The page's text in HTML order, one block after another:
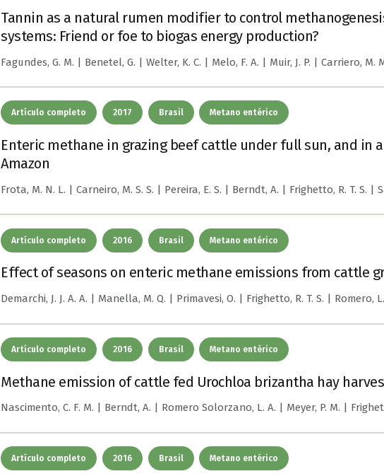
Tannin as a natural rumen modifier to control
systems: Friend or foe to biogas energy production?
Fagundes, G. M. | Benetel, G. | Welter, K. C. | Melo, F. A. | Muir, J. P. | Carriero, M.
Artículo completo 2017 Brasil Metano entérico
Enteric methane in grazing beef cattle under full sun, and in
Amazon
Frota, M. N. L. | Carneiro, M. S. S. | Pereira, E. S. | Berndt, A. | Frighetto, R. T. S. |
Artículo completo 2016 Brasil Metano entérico
Effect of seasons on enteric methane emissions from cattle
Demarchi, J. J. A. A. | Manella, M. Q. | Primavesi, O. | Frighetto, R. T. S. | Romero,
Artículo completo 2016 Brasil Metano entérico
Methane emission of cattle fed Urochloa brizantha hay
Nascimento, C. F. M. | Berndt, A. | Romero Solorzano, L. A. | Meyer, P. M. |
Artículo completo 2016 Brasil Metano entérico